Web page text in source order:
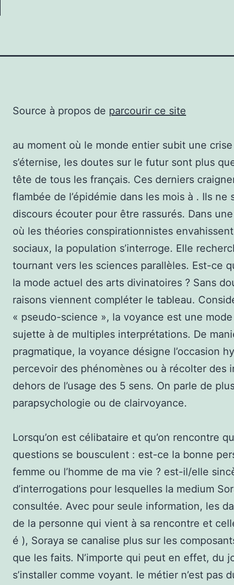
Source à propos de parcourir ce site
au moment où le monde entier subit une
s’éternise, les doutes sur le futur sont plus
tête de tous les français. Ces derniers
flambée de l’épidémie dans les mois à . Ils ne
discours écouter pour être rassurés. Dans
où les théories conspirationnistes
sociaux, la population s’interroge. Elle
tournant vers les sciences parallèles. Est-ce
la mode actuel des arts divinatoires ? Sans
raisons viennent compléter le tableau.
« pseudo-science », la voyance est une
sujette à de multiples interprétations. De
pragmatique, la voyance désigne l’occasion
percevoir des phénomènes ou à récolter des
dehors de l’usage des 5 sens. On parle de
parapsychologie ou de clairvoyance.
Lorsqu’on est célibataire et qu’on rencontre
questions se bousculent : est-ce la bonne
femme ou l’homme de ma vie ? est-il/elle
d’interrogations pour lesquelles la medium
consultée. Avec pour seule information, les
de la personne qui vient à sa rencontre et
é ), Soraya se canalise plus sur les
que les faits. N’importe qui peut en effet, du
s’installer comme voyant. le métier n’est pas